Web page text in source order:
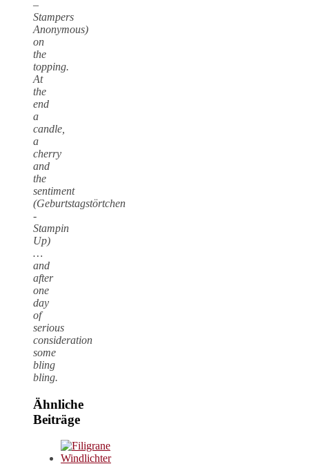
–
Stampers
Anonymous)
on
the
topping.
At
the
end
a
candle,
a
cherry
and
the
sentiment
(Geburtstagstörtchen
-
Stampin
Up)
…
and
after
one
day
of
serious
consideration
some
bling
bling.
Ähnliche
Beiträge